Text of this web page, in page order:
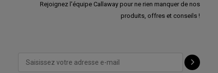
Rejoignez l'équipe Callaway pour ne rien manquer de nos
produits, offres et conseils !